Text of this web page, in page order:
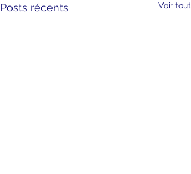
Posts récents Voir tout